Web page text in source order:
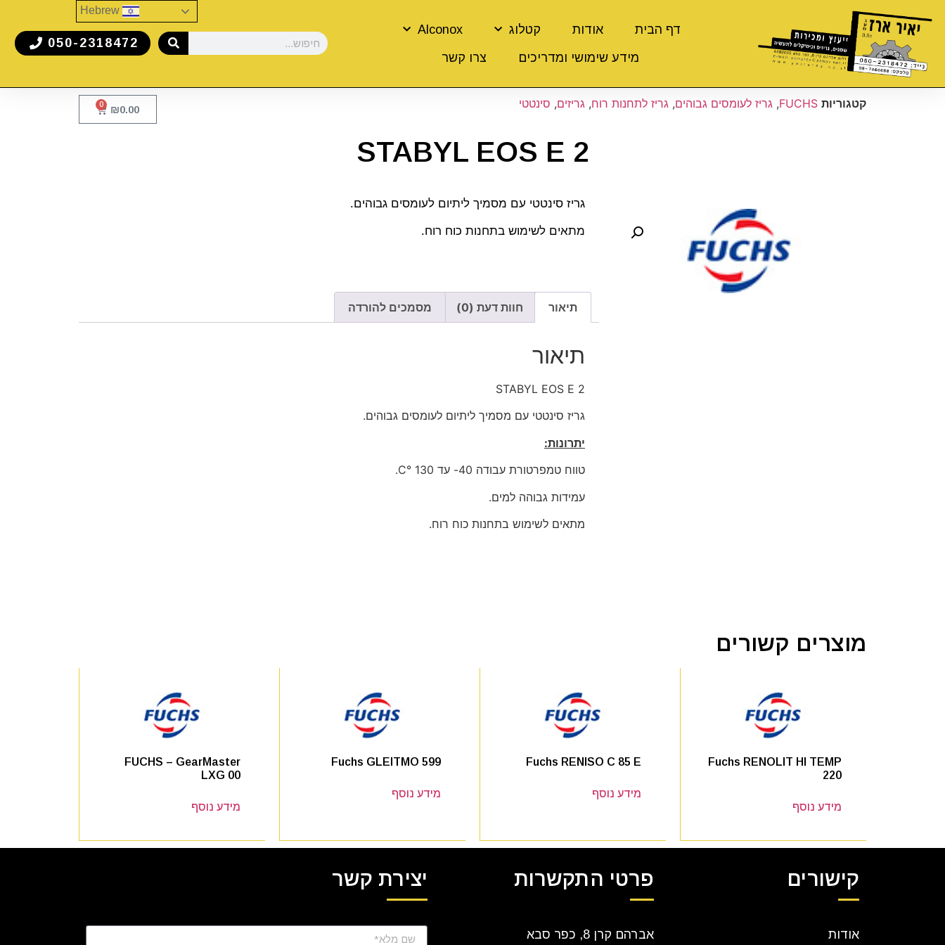
דף הבית אודות קטלוג
Alconox
מידע שימושי ומדריכים
צרו קשר
050-2318472
קטגוריות FUCHS
, גריז לעומסים גבוהים, גריז לתחנות רוח, גריזים, סינטטי ₪0.00
0
STABYL EOS E 2
גריז סינטטי עם מסמיך ליתיום לעומסים גבוהים.
מתאים לשימוש בתחנות כוח רוח.
תיאור חוות דעת (0) מסמכים להורדה
תיאור
STABYL EOS E 2
גריז סינטטי עם מסמיך ליתיום לעומסים גבוהים.
יתרונות:
טווח טמפרטורת עבודה 40- עד 130 °C.
עמידות גבוהה למים.
מתאים לשימוש בתחנות כוח רוח.
מוצרים קשורים
Fuchs RENOLIT HI TEMP
220
מידע נוסף
Fuchs RENISO C 85 E
מידע נוסף
Fuchs GLEITMO 599
מידע נוסף
FUCHS – GearMaster
LXG 00
מידע נוסף
קישורים
אודות
פרטי התקשרות
אברהם קרן 8, כפר סבא
יצירת קשר
Hebrew